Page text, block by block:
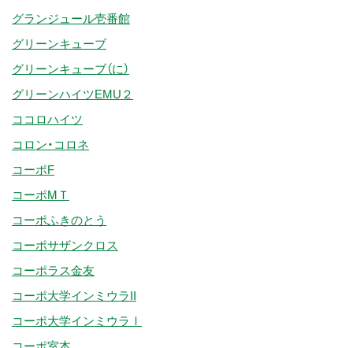
グランジュール壱番館
グリーンキューブ
グリーンキューブ（に）
グリーンハイツEMU２
ココロハイツ
コロン・コロネ
コーポF
コーポMＴ
コーポふきのとう
コーポサザンクロス
コーポラス金友
コーポ大学インミウラII
コーポ大学インミウラⅠ